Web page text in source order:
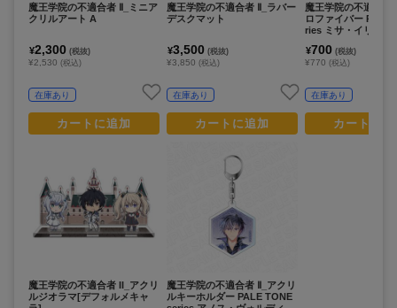
魔王学院の不適合者 Ⅱ_ミニア
クリルアート A
¥2,300 (税抜)
¥2,530 (税込)
在庫あり
カートに追加
魔王学院の不適合者 II_アクリ
ルジオラマ[デフォルメキャ
魔王学院の不適合者 Ⅱ_ラバー
デスクマット
¥3,500 (税抜)
¥3,850 (税込)
在庫あり
カートに追加
魔王学院の不適合者 Ⅱ_アクリ
ルキーホルダー PALE TONE
魔王学院の不適合者
ロファイバー PALE
ries ミサ・イリオロ
¥700 (税抜)
¥770 (税込)
在庫あり
カートに